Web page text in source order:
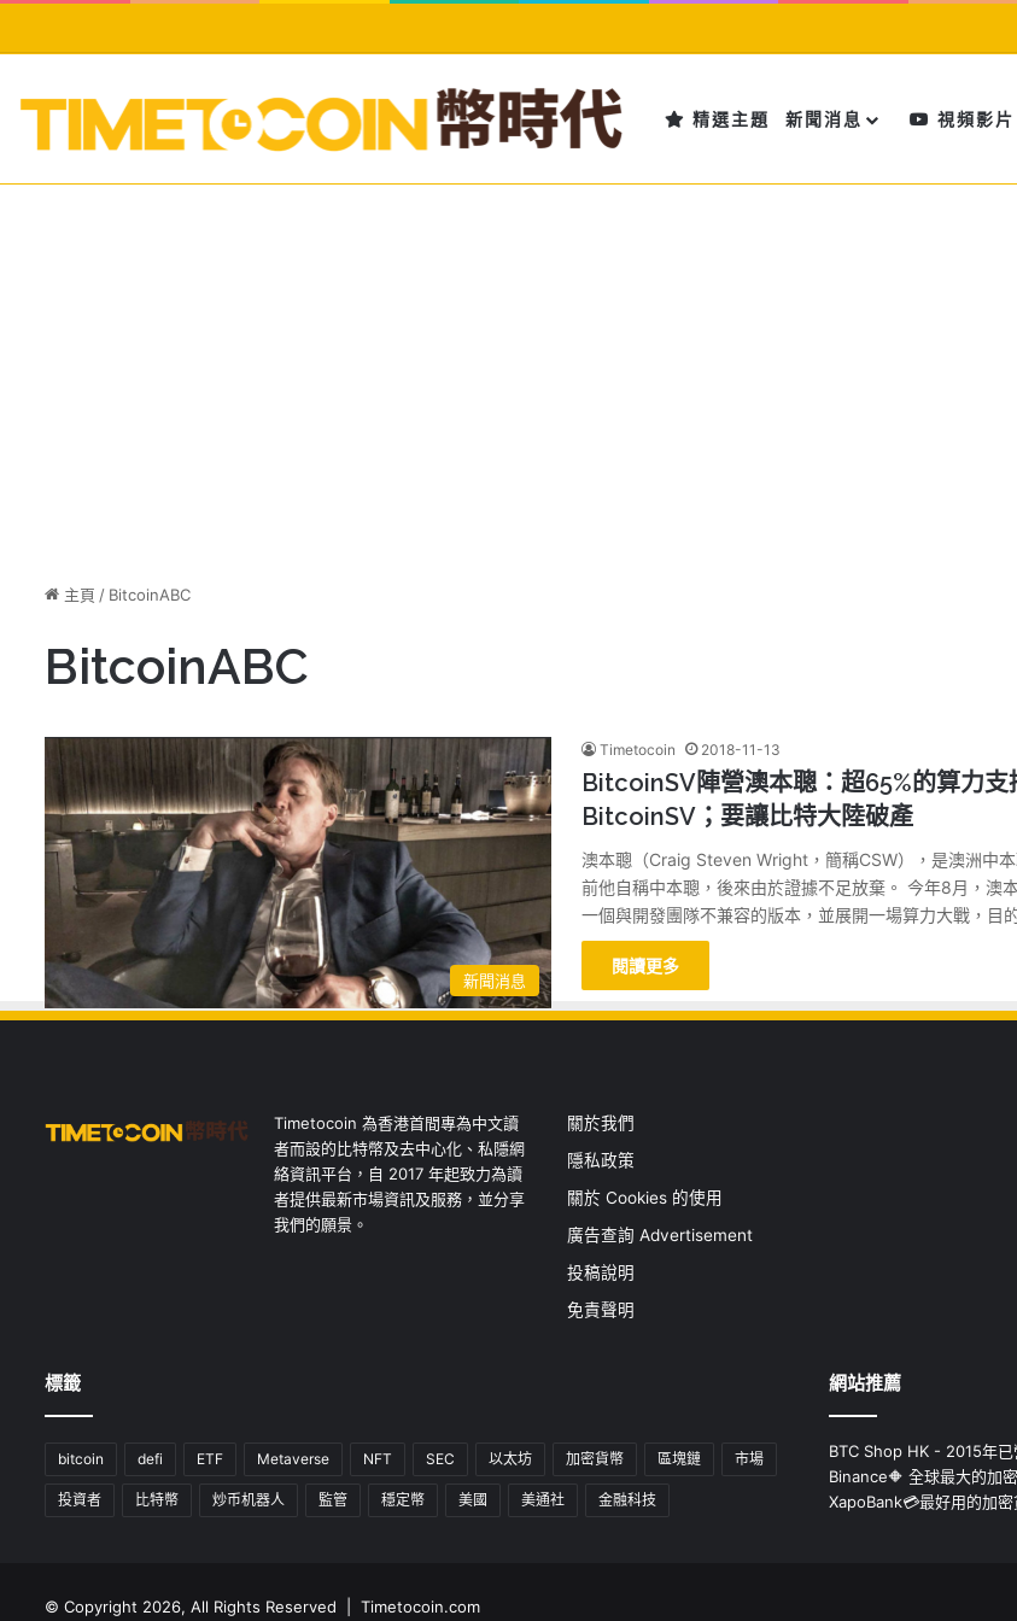
精選主題 新聞消息 視頻影片
主頁 / BitcoinABC
BitcoinABC
新聞消息
Timetocoin 2018-11-13
BitcoinSV陣營澳本聰：超65%的算力支
BitcoinSV；要讓比特大陸破產
澳本聰（Craig Steven Wright，簡稱CSW），是澳洲中
前他自稱中本聰，後來由於證據不足放棄。 今年8月，澳
一個與開發團隊不兼容的版本，並展開一場算力大戰，目
閱讀更多
Timetocoin 為香港首間專為中文讀
者而設的比特幣及去中心化、私隱網
絡資訊平台，自 2017 年起致力為讀
者提供最新市場資訊及服務，並分享
我們的願景。
關於我們
隱私政策
關於 Cookies 的使用
廣告查詢 Advertisement
投稿說明
免責聲明
標籤
bitcoin defi ETF Metaverse NFT SEC 以太坊 加密貨幣 區塊鏈 市場
投資者 比特幣 炒币机器人 監管 穩定幣 美國 美通社 金融科技
網站推薦
BTC Shop HK - 2015年
Binance🔶 全球最大的加
XapoBank💳最好用的加
© Copyright 2026, All Rights Reserved | Timetocoin.com